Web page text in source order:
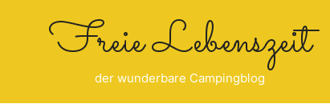
Freie Lebenszeit
der wunderbare Campingblog